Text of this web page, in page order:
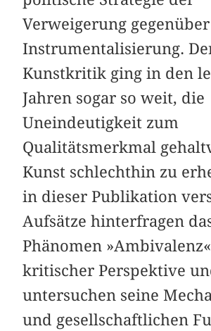
Verweigerung
Instrumentalisierung.
Kunstkritik ging in den
Jahren sogar so weit, die
Uneindeutigkeit zum
Qualitätsmerkmal
Kunst schlechthin zu
in dieser Publikation
Aufsätze hinterfragen
Phänomen
kritischer Perspektive
untersuchen seine
und gesellschaftlichen